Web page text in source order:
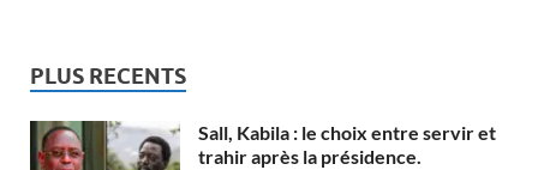
PLUS RECENTS
Sall, Kabila : le choix entre servir et
trahir après la présidence.